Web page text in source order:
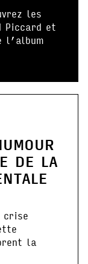
les
Piccard et
l’album
DE LA
crise
la